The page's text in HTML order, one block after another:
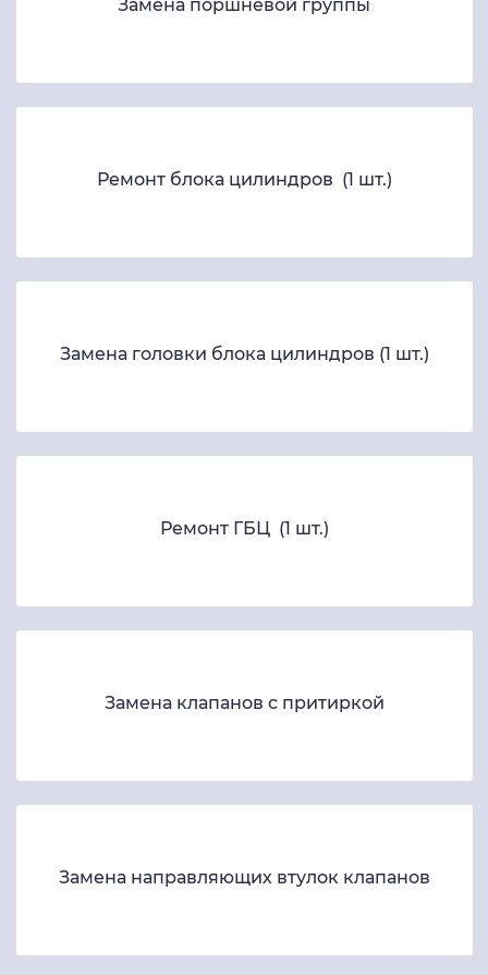
Замена поршневой группы
Ремонт блока цилиндров (1 шт.)
Замена головки блока цилиндров (1 шт.)
Ремонт ГБЦ (1 шт.)
Замена клапанов с притиркой
Замена направляющих втулок клапанов